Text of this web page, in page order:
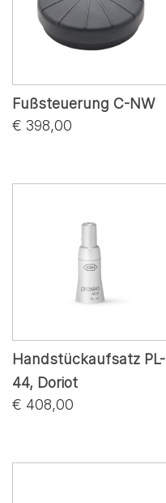
Fußsteuerung C-NW
€ 398,00
Handstückaufsatz PL-
44, Doriot
€ 408,00